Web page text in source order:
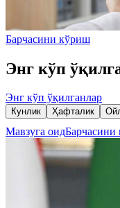
Барчасини кўриш
Энг кўп
Энг кўп ўқилганлар
Кунлик Ҳафталик
Мавзуга оид